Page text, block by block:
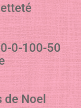
0-100-50
Noel